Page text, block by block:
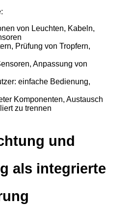
von Leuchten, Kabeln,
Prüfung von Tropfern,
Anpassung von
einfache Bedienung,
Komponenten, Austausch
zu trennen
und
als integrierte